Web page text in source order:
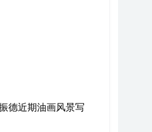
德近期油画风景写